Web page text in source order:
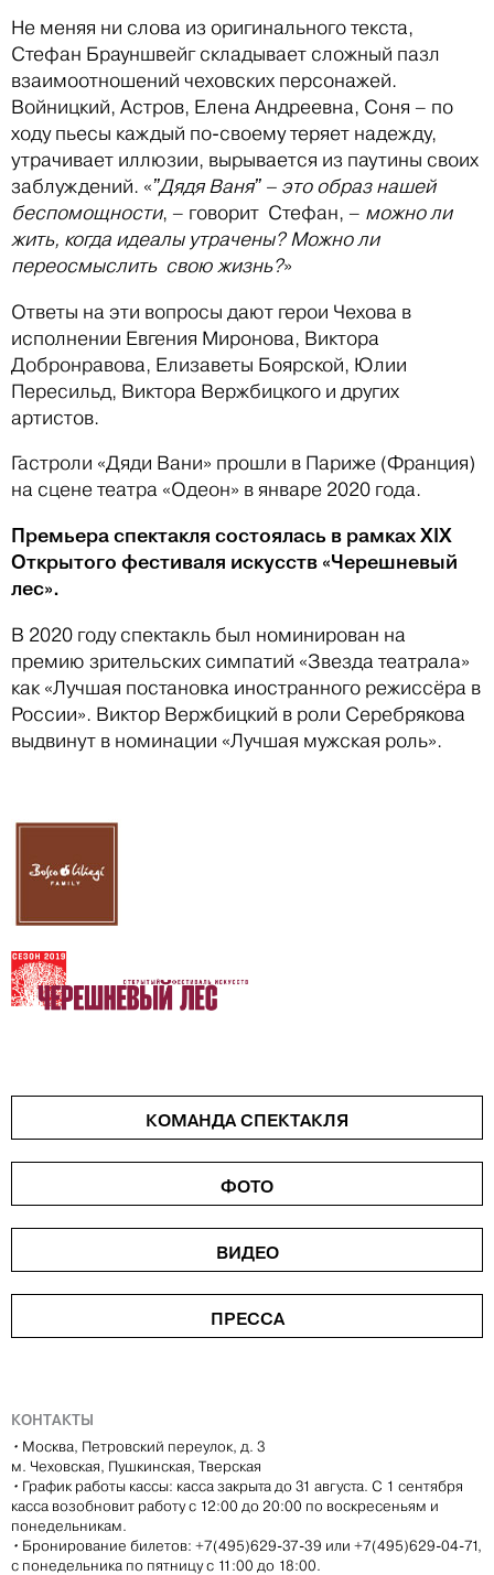
Не меняя ни слова из оригинального текста,
Стефан Брауншвейг складывает сложный пазл
взаимоотношений чеховских персонажей.
Войницкий, Астров, Елена Андреевна, Соня – по
ходу пьесы каждый по-своему теряет надежду,
утрачивает иллюзии, вырывается из паутины своих
заблуждений. «ˮДядя Ваняˮ – это образ нашей
беспомощности, – говорит Стефан, – можно ли
жить, когда идеалы утрачены? Можно ли
переосмыслить свою жизнь?»
Ответы на эти вопросы дают герои Чехова в
исполнении Евгения Миронова, Виктора
Добронравова, Елизаветы Боярской, Юлии
Пересильд, Виктора Вержбицкого и других
артистов.
Гастроли «Дяди Вани» прошли в Париже (Франция)
на сцене театра «Одеон» в январе 2020 года.
Премьера спектакля состоялась в рамках XIX
Открытого фестиваля искусств «Черешневый
лес».
В 2020 году спектакль был номинирован на
премию зрительских симпатий «Звезда театрала»
как «Лучшая постановка иностранного режиссёра в
России». Виктор Вержбицкий в роли Серебрякова
выдвинут в номинации «Лучшая мужская роль».
КОМАНДА СПЕКТАКЛЯ
ФОТО
ВИДЕО
ПРЕССА
КОНТАКТЫ
• Москва, Петровский переулок, д. 3
м. Чеховская, Пушкинская, Тверская
• График работы кассы: касса закрыта до 31 августа. С 1 сентября
касса возобновит работу с 12:00 до 20:00 по воскресеньям и
понедельникам.
• Бронирование билетов: +7(495)629-37-39 или +7(495)629-04-71,
с понедельника по пятницу с 11:00 до 18:00.